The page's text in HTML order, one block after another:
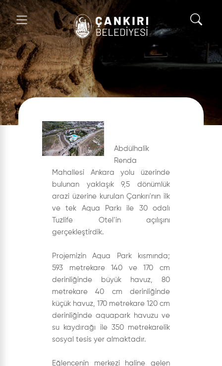
Abdülhalik
Renda
Mahallesi Ankara yolu üzerinde
bulunan yaklaşık 9,5 dönümlük
arazi üzerine kurulan Çankırı'nın ilk
ve tek Aqua Parkı ile 30 odalı
Tuzlife Otel’in açılışını
gerçekleştirdik.
Projemizin Aqua Park kısmında;
593 metrekare 140 ve 170 cm
derinliğinde büyük havuz, 80
metrekare 40 cm derinliğinde
küçük havuz, 170 metrekare 120 cm
derinliğinde aquapark havuzu ve
su kaydırağı ile 350 metrekarelik
sosyal tesis yer almaktadır.
Eğlencenin merkezi haline gelen